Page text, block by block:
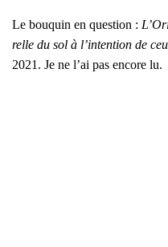
Le bou­quin en ques­tion :
relle du sol à l’intention de
2021. Je ne l’ai pas encore lu.